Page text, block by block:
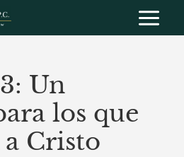
Un
los que
a Cristo